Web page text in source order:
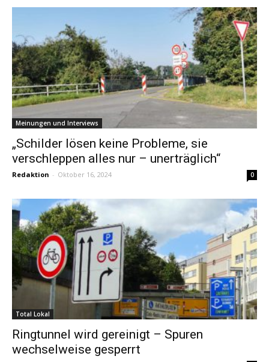
Meinungen und Interviews
„Schilder lösen keine Probleme, sie
verschleppen alles nur – unerträglich“
Redaktion - Oktober 16, 2024 0
Total Lokal
Ringtunnel wird gereinigt – Spuren
wechselweise gesperrt